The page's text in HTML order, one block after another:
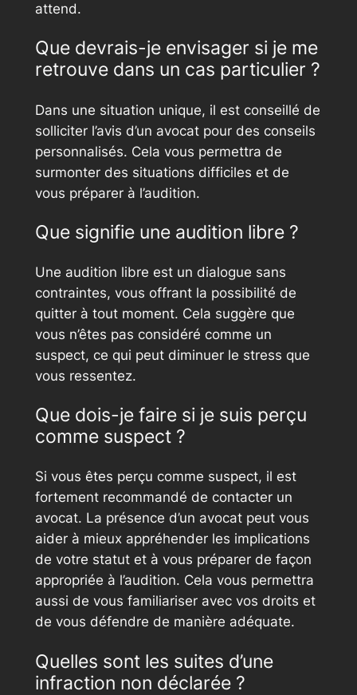
attend.
Que devrais-je envisager si je me
retrouve dans un cas particulier ?
Dans une situation unique, il est conseillé de
solliciter l’avis d’un avocat pour des conseils
personnalisés. Cela vous permettra de
surmonter des situations difficiles et de
vous préparer à l’audition.
Que signifie une audition libre ?
Une audition libre est un dialogue sans
contraintes, vous offrant la possibilité de
quitter à tout moment. Cela suggère que
vous n’êtes pas considéré comme un
suspect, ce qui peut diminuer le stress que
vous ressentez.
Que dois-je faire si je suis perçu
comme suspect ?
Si vous êtes perçu comme suspect, il est
fortement recommandé de contacter un
avocat. La présence d’un avocat peut vous
aider à mieux appréhender les implications
de votre statut et à vous préparer de façon
appropriée à l’audition. Cela vous permettra
aussi de vous familiariser avec vos droits et
de vous défendre de manière adéquate.
Quelles sont les suites d’une
infraction non déclarée ?